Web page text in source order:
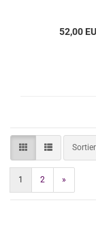
52,00
1 2 »